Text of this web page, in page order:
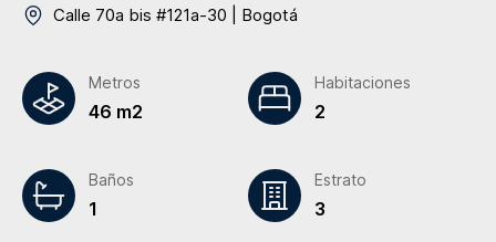
Calle 70a bis #121a-30 Bogotá
Metros
46 m2
Habitaciones
2
Baños
1
Estrato
3